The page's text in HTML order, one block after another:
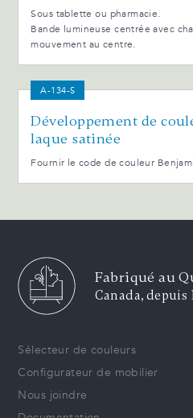
Sous tablette ou pharmacie.
Bande lumineuse centrée avec
mouvement au centre.
A-134-S
Développement de
laque satinée
Fournir le code de couleur
Fabriqué au
Canada, depuis
Sélecteur de couleurs
Configurateur de mobilier
Nous joindre